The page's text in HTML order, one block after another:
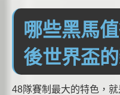
哪些黑馬
後世界盃
48隊賽制最大的特色，